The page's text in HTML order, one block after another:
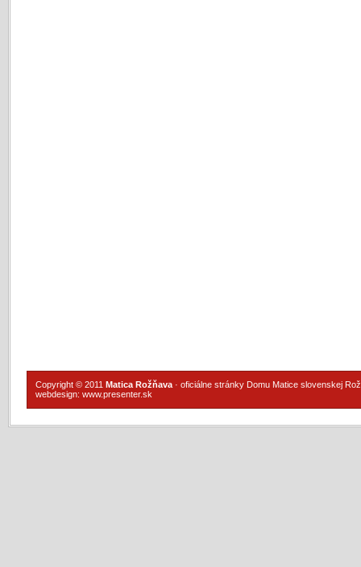
Copyright © 2011 Matica Rožňava · oficiálne stránky Domu Matice slovenskej
webdesign: www.presenter.sk